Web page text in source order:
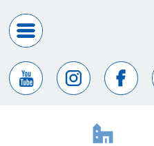
חופש
המידע